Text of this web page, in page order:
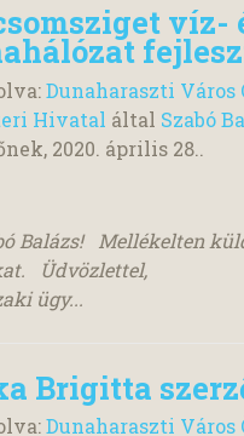
víz-
Dunaharaszti
Hivatal által Szabó
2020. április 28..
Balázs! Mellékelten
Üdvözlettel,
ügy...
Brigitta
Dunaharaszti